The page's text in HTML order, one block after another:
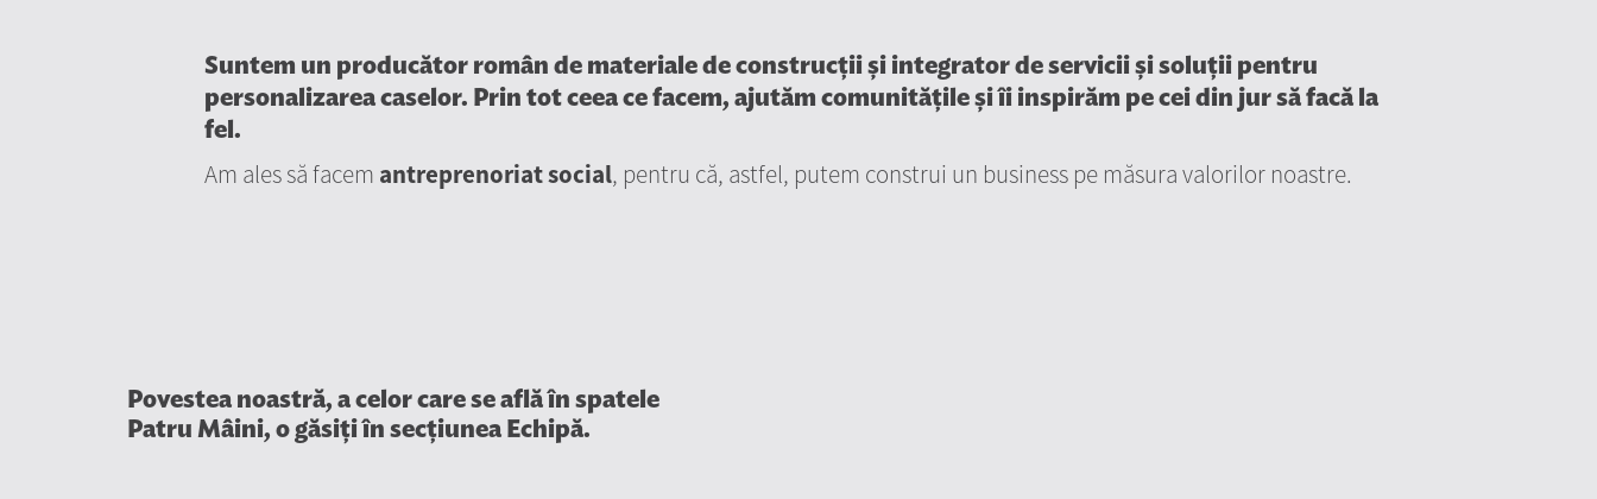
Suntem un producător român de materiale de construcții și integrator de servicii și soluții pentru
personalizarea caselor. Prin tot ceea ce facem, ajutăm comunitățile și îi inspirăm pe cei din jur să facă la
fel.
Am ales să facem antreprenoriat social, pentru că, astfel, putem construi un business pe măsura valorilor noastre.
Povestea noastră, a celor care se află în spatele
Patru Mâini, o găsiți în secțiunea Echipă.